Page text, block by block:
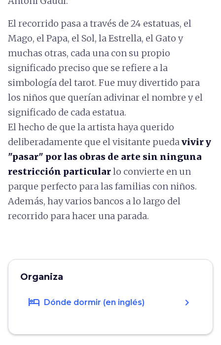
El recorrido pasa a través de 24 estatuas, el
Mago, el Papa, el Sol, la Estrella, el Gato y
muchas otras, cada una con su propio
significado preciso que se refiere a la
simbología del tarot. Fue muy divertido para
los niños que querían adivinar el nombre y el
significado de cada estatua.
El hecho de que la artista haya querido
deliberadamente que el visitante puedavivir y
"pasar" por las obras de arte sin ninguna
restricción particularlo convierte en un
parque perfecto para las familias con niños.
Además, hay varios bancos a lo largo del
recorrido para hacer una parada.
Organiza
hotel Dónde dormir (en inglés) chevron_right